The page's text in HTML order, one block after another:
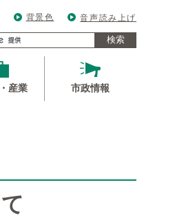
背景色 音声読み上げ
検索
産業 市政情報